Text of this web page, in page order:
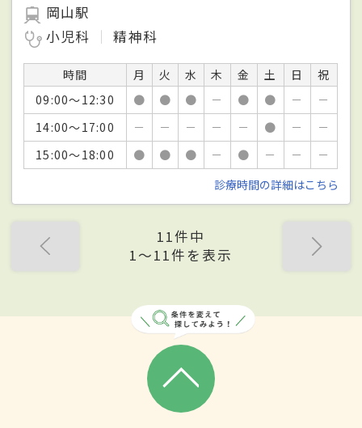
岡山駅
小児科
精神科
時間 月 火 水 木 金 土 日
祝
09:00～12:30
● ● ● － ● ● －
－
14:00～17:00
－ － － － － ● －
－
15:00～18:00
● ● ● － ● － －
－
診療時間の詳細はこちら
11件中
1〜11件を表示